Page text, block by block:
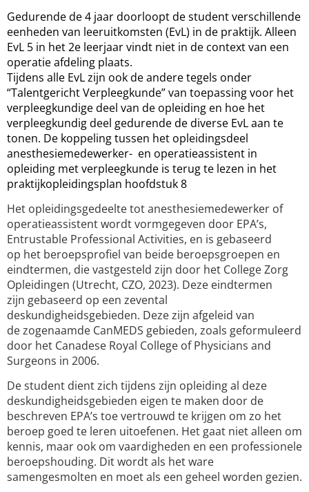
Gedurende de 4 jaar doorloopt de student verschillende
eenheden van leeruitkomsten (EvL) in de praktijk. Alleen
EvL 5 in het 2e leerjaar vindt niet in de context van een
operatie afdeling plaats.
Tijdens alle EvL zijn ook de andere tegels onder
“Talentgericht Verpleegkunde” van toepassing voor het
verpleegkundige deel van de opleiding en hoe het
verpleegkundig deel gedurende de diverse EvL aan te
tonen. De koppeling tussen het opleidingsdeel
anesthesiemedewerker- en operatieassistent in
opleiding met verpleegkunde is terug te lezen in het
praktijkopleidingsplan hoofdstuk 8
Het opleidingsgedeelte tot anesthesiemedewerker of
operatieassistent wordt vormgegeven door EPA’s,
Entrustable Professional Activities, en is gebaseerd
op het beroepsprofiel van beide beroepsgroepen en
eindtermen, die vastgesteld zijn door het College Zorg
Opleidingen (Utrecht, CZO, 2023). Deze eindtermen
zijn gebaseerd op een zevental
deskundigheidsgebieden. Deze zijn afgeleid van
de zogenaamde CanMEDS gebieden, zoals geformuleerd
door het Canadese Royal College of Physicians and
Surgeons in 2006.
De student dient zich tijdens zijn opleiding al deze
deskundigheidsgebieden eigen te maken door de
beschreven EPA’s toe vertrouwd te krijgen om zo het
beroep goed te leren uitoefenen. Het gaat niet alleen om
kennis, maar ook om vaardigheden en een professionele
beroepshouding. Dit wordt als het ware
samengesmolten en moet als een geheel worden gezien.